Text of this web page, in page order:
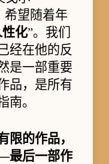
希望随着年
性化”。我们
经在他的反
是一部重要
品，是所有
南。
限的作品，
后一部作